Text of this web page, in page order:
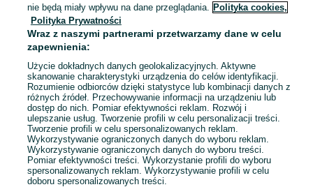
Specjalne wymagania: Książeczka sanepidowska, Status studenta
Doświadczenie nie jest wymagane
Dyspozycyjność: Elastyczny czas pracy
Odświeżono dnia 21 lipca 2026
nie będą miały wpływu na dane przeglądania. Polityka cookies,
Polityka Prywatności
Wraz z naszymi partnerami przetwarzamy dane w celu
zapewnienia:
Użycie dokładnych danych geolokalizacyjnych. Aktywne
skanowanie charakterystyki urządzenia do celów identyfikacji.
Rozumienie odbiorców dzięki statystyce lub kombinacji danych z
różnych źródeł. Przechowywanie informacji na urządzeniu lub
dostęp do nich. Pomiar efektywności reklam. Rozwój i
ulepszanie usług. Tworzenie profili w celu personalizacji treści.
Tworzenie profili w celu spersonalizowanych reklam.
Wykorzystywanie ograniczonych danych do wyboru reklam.
Wykorzystywanie ograniczonych danych do wyboru treści.
Pomiar efektywności treści. Wykorzystanie profili do wyboru
spersonalizowanych reklam. Wykorzystywanie profili w celu
doboru spersonalizowanych treści.